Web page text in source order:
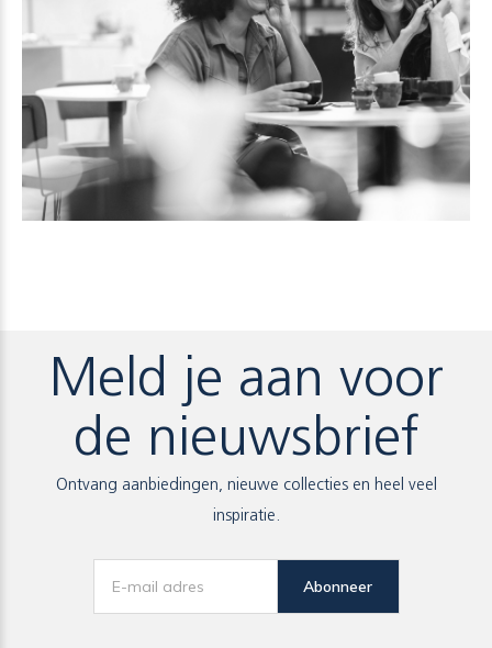
Meld je aan voor
de nieuwsbrief
Ontvang aanbiedingen, nieuwe collecties en heel veel
inspiratie.
Abonneer